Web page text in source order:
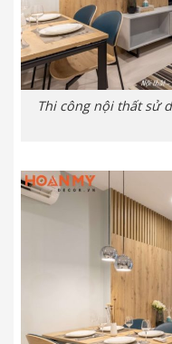
Thi công nội thất sử